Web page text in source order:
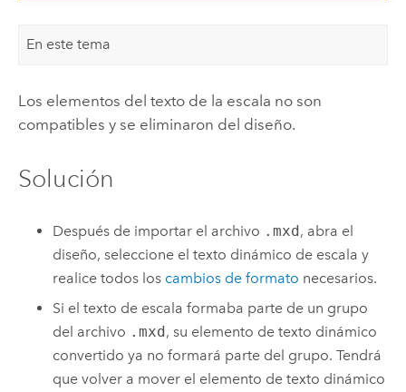
En este tema
Los elementos del texto de la escala no son
compatibles y se eliminaron del diseño.
Solución
Después de importar el archivo .mxd, abra el
diseño, seleccione el texto dinámico de escala y
realice todos los cambios de formato necesarios.
Si el texto de escala formaba parte de un grupo
del archivo .mxd, su elemento de texto dinámico
convertido ya no formará parte del grupo. Tendrá
que volver a mover el elemento de texto dinámico